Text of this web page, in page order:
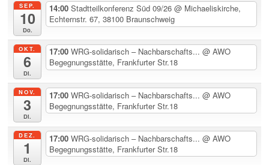
SEP.
10
Do.
14:00Stadtteilkonferenz Süd 09/26@ Michaeliskirche,
Echternstr. 67, 38100 Braunschweig
OKT.
6
Di.
17:00WRG-solidarisch – Nachbarschafts...@ AWO
Begegnungsstätte, Frankfurter Str.18
NOV.
3
Di.
17:00WRG-solidarisch – Nachbarschafts...@ AWO
Begegnungsstätte, Frankfurter Str.18
DEZ.
1
Di.
17:00WRG-solidarisch – Nachbarschafts...@ AWO
Begegnungsstätte, Frankfurter Str.18